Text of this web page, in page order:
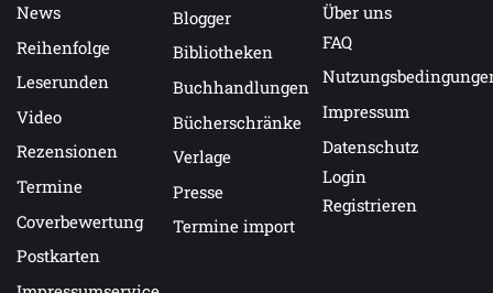
News
Reihenfolge
Leserunden
Video
Rezensionen
Termine
Coverbewertung
Postkarten
Blogger
Bibliotheken
Buchhandlungen
Bücherschränke
Verlage
Presse
Termine import
Über uns
FAQ
Impressum
Datenschutz
Login
Registrieren